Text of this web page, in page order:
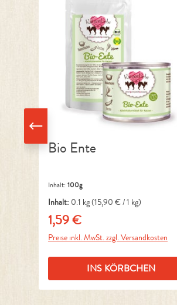
Bio Ente
Inhalt: 100g
Inhalt: 0.1 kg(15,90 € / 1 kg)
Regulärer Preis:
1,59 €
Preise inkl. MwSt. zzgl. Versandkosten
INS KÖRBCHEN